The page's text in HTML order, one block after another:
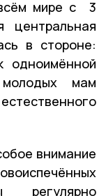
мире с 3
в стороне:
одноимённой
мам
внимание
регулярно